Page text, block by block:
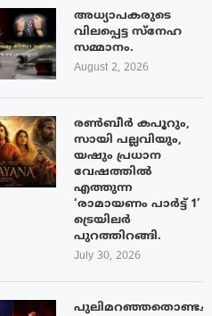
അധ്യാപകരുടെ
വിലപ്പെട്ട സ്നേഹ
സമ്മാനം.
August 2, 2026
രൺബീർ കപൂറും,
സായി പല്ലവിയും,
യഷും പ്രധാന
വേഷത്തിൽ
എത്തുന്ന
‘രാമായണം പാർട്ട് 1’
ട്രെയിലർ
പുറത്തിറങ്ങി.
July 30, 2026